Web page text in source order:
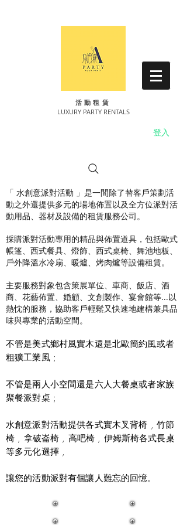
登入
​活動租賃
LUXURY PARTY RENTALS
「 水創意派對活動 」是一間除了替客戶策劃活
動之外還提供多元的場地佈置以及全方位派對活
動用品、器材及設備的租賃服務公司。
採購派對活動專用的精品與佈置道具，包括歐式
帳篷、西式餐具、燈飾、西式桌椅、舞池地板、
戶外降溫水冷扇、暖爐、烤肉爐等設備租賃。
主要服務對象包含策展單位、車商、飯店、酒
商、花藝佈置、婚顧、文創製作、宴會館等...以
熱忱的服務，協助客戶輕鬆又快速地建構兼具品
味與專業的活動空間。
不管是美式鄉村風實木還是北歐簡約風或者
粗獷工業風 ;
不管是兩人小空間還是六人大餐桌或者家族
聚餐派對桌 ;
水創意派對活動提供各式實木叉背椅 , 竹節
椅 , 拿破崙椅 , 高吧椅 , 伊姆斯椅各式長桌
等多元化選擇 ,
讓您的活動派對有個讓人難忘的回憶。